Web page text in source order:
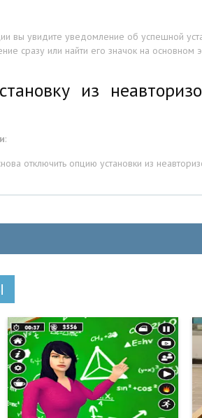
вы увидите уведомление об успешной
сразу или найти его значок на
из
:
отключить опцию установки из